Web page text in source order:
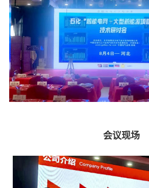
会议现场